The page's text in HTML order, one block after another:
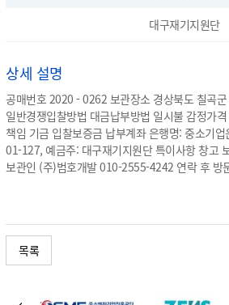
대구재기지원단
상세 설명
공매번호 2020 - 0262 보관장소 경상북도 칠곡
일반경쟁입찰방법 대금납부방법 일시불 감정가
책임 기금 입찰보증금 납부계좌 은행명: 중소기
01-127, 예금주: 대구재기지원단 특이사항 창고
보관인 (주)범호개발 010-2555-4242 연락 후 방
목록